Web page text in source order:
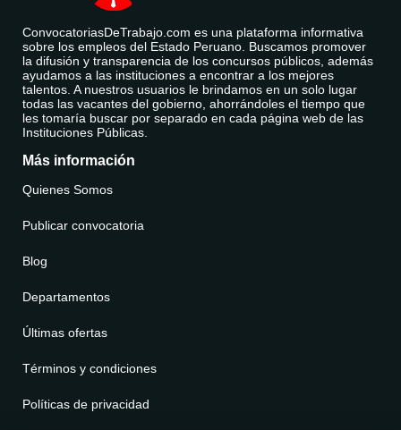
ConvocatoriasDeTrabajo.com es una plataforma informativa
sobre los empleos del Estado Peruano. Buscamos promover
la difusión y transparencia de los concursos públicos, además
ayudamos a las instituciones a encontrar a los mejores
talentos. A nuestros usuarios le brindamos en un solo lugar
todas las vacantes del gobierno, ahorrándoles el tiempo que
les tomaría buscar por separado en cada página web de las
Instituciones Públicas.
Más información
Quienes Somos
Publicar convocatoria
Blog
Departamentos
Últimas ofertas
Términos y condiciones
Políticas de privacidad